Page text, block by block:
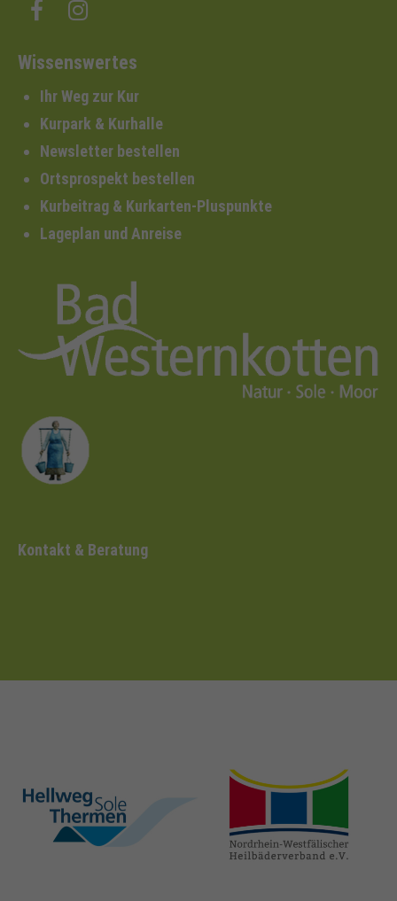
Wissenswertes
Ihr Weg zur Kur
Kurpark & Kurhalle
Newsletter bestellen
Ortsprospekt bestellen
Kurbeitrag & Kurkarten-Pluspunkte
Lageplan und Anreise
Kontakt & Beratung
hellweg-sole-
thermen.de
heilbaeder.de